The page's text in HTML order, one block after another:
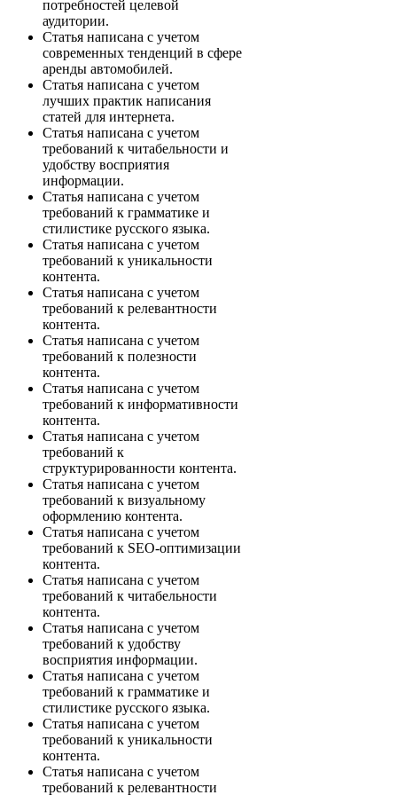
потребностей целевой
аудитории.
Статья написана с учетом
современных тенденций в сфере
аренды автомобилей.
Статья написана с учетом
лучших практик написания
статей для интернета.
Статья написана с учетом
требований к читабельности и
удобству восприятия
информации.
Статья написана с учетом
требований к грамматике и
стилистике русского языка.
Статья написана с учетом
требований к уникальности
контента.
Статья написана с учетом
требований к релевантности
контента.
Статья написана с учетом
требований к полезности
контента.
Статья написана с учетом
требований к информативности
контента.
Статья написана с учетом
требований к
структурированности контента.
Статья написана с учетом
требований к визуальному
оформлению контента.
Статья написана с учетом
требований к SEO-оптимизации
контента.
Статья написана с учетом
требований к читабельности
контента.
Статья написана с учетом
требований к удобству
восприятия информации.
Статья написана с учетом
требований к грамматике и
стилистике русского языка.
Статья написана с учетом
требований к уникальности
контента.
Статья написана с учетом
требований к релевантности